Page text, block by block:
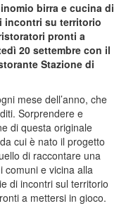
birra e cucina di
incontri su territorio
pronti a
20 settembre con il
Stazione di
mese dell’anno, che
Sorprendere e
di questa originale
cui è nato il progetto
di raccontare una
comuni e vicina alla
di incontri sul territorio
a mettersi in gioco.